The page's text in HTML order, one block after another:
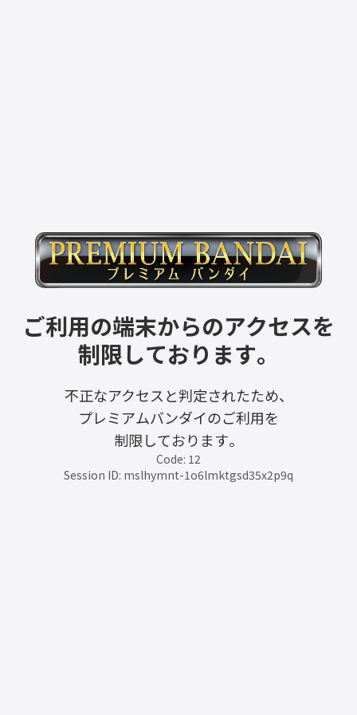
ご利用の端末からのアクセスを
制限しております。
不正なアクセスと判定されたため、
プレミアムバンダイのご利用を
制限しております。
Code: 12
Session ID: mslhymnt-1o6lmktgsd35x2p9q